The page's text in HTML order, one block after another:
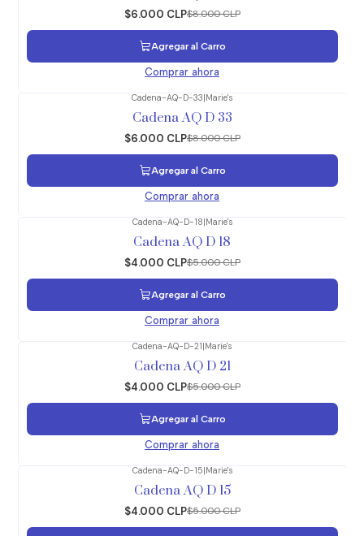
$6.000 CLP$8.000 CLP
Agregar al Carro
Comprar ahora
Cadena-AQ-D-33 Marie's
Cadena AQ D 33
$6.000 CLP$8.000 CLP
Agregar al Carro
Comprar ahora
Cadena-AQ-D-18 Marie's
Cadena AQ D 18
$4.000 CLP$5.000 CLP
Agregar al Carro
Comprar ahora
Cadena-AQ-D-21 Marie's
Cadena AQ D 21
$4.000 CLP$5.000 CLP
Agregar al Carro
Comprar ahora
Cadena-AQ-D-15 Marie's
Cadena AQ D 15
$4.000 CLP$5.000 CLP